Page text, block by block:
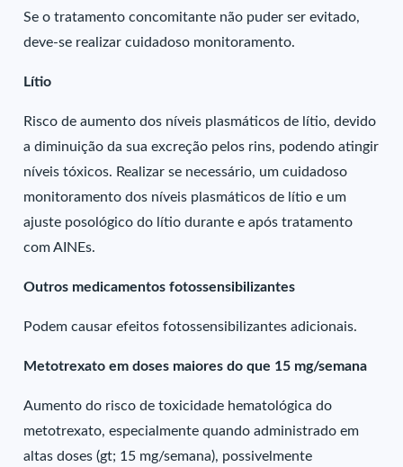
Se o tratamento concomitante não puder ser evitado,
deve-se realizar cuidadoso monitoramento.
Lítio
Risco de aumento dos níveis plasmáticos de lítio, devido
a diminuição da sua excreção pelos rins, podendo atingir
níveis tóxicos. Realizar se necessário, um cuidadoso
monitoramento dos níveis plasmáticos de lítio e um
ajuste posológico do lítio durante e após tratamento
com AINEs.
Outros medicamentos fotossensibilizantes
Podem causar efeitos fotossensibilizantes adicionais.
Metotrexato em doses maiores do que 15 mg/semana
Aumento do risco de toxicidade hematológica do
metotrexato, especialmente quando administrado em
altas doses (gt; 15 mg/semana), possivelmente